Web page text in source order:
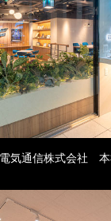
気通信株式会社 本